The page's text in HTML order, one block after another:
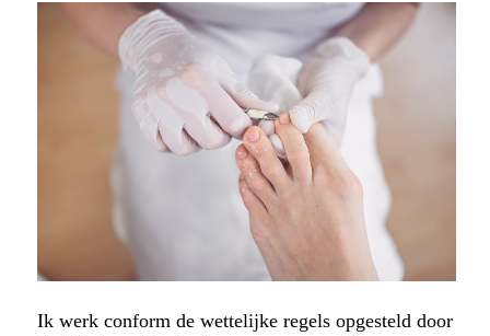
Ik werk conform de wettelijke regels opgesteld door